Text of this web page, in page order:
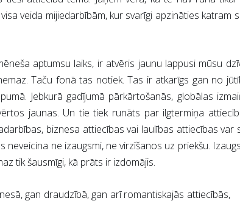
veida mijiedarbībām, kur svarīgi apzināties katram
aptumsu laiks, ir atvēris jaunu lappusi mūsu
Taču fonā tas notiek. Tas ir atkarīgs gan no
Jebkurā gadījumā pārkārtošanās, globālas
jaunas. Un tie tiek runāts par ilgtermiņa
biznesa attiecības vai laulības attiecības var
ne izaugsmi, ne virzīšanos uz priekšu.
tik šausmīgi, kā prāts ir izdomājis.
gan draudzībā, gan arī romantiskajās attiecībās,